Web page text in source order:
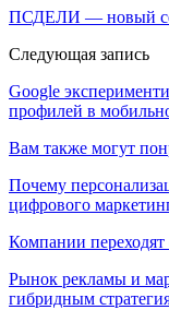
ПСДЕЛИ — новый
Следующая запись
Google
профилей в
Вам также могут
Почему
цифрового
Компании
Рынок рекламы и
гибридным